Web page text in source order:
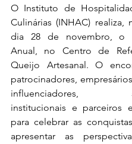
O Instituto de
Culinárias (INHAC) realiza,
dia 28 de novembro, o
Anual, no Centro de
Queijo Artesanal. O
patrocinadores,
influenciadores,
institucionais e parceiros
para celebrar as
apresentar as